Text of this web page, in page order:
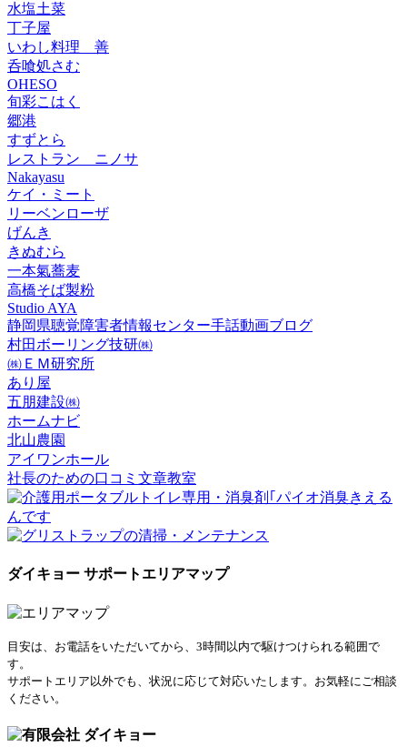
水塩土菜
丁子屋
いわし料理 善
呑喰処さむ
OHESO
旬彩こはく
郷港
すずとら
レストラン ニノサ
Nakayasu
ケイ・ミート
リーベンローザ
げんき
きぬむら
一本氣蕎麦
高橋そば製粉
Studio AYA
静岡県聴覚障害者情報センター手話動画ブログ
村田ボーリング技研㈱
㈱ＥＭ研究所
あり屋
五朋建設㈱
ホームナビ
北山農園
アイワンホール
社長のための口コミ文章教室
ダイキョー サポートエリアマップ
目安は、お電話をいただいてから、3時間以内で駆けつけられる範囲で
す。
サポートエリア以外でも、状況に応じて対応いたします。お気軽にご相談
ください。